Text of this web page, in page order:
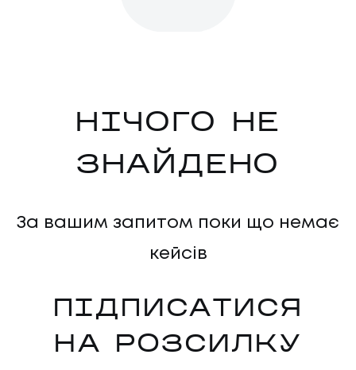
НІЧОГО НЕ
ЗНАЙДЕНО
За вашим запитом поки що немає
кейсів
ПІДПИСАТИСЯ
НА РОЗСИЛКУ